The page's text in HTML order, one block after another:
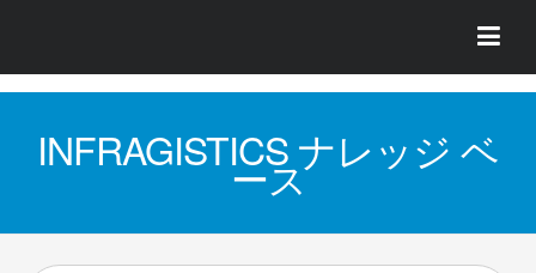
INFRAGISTICS ナレッジ ベ
ース